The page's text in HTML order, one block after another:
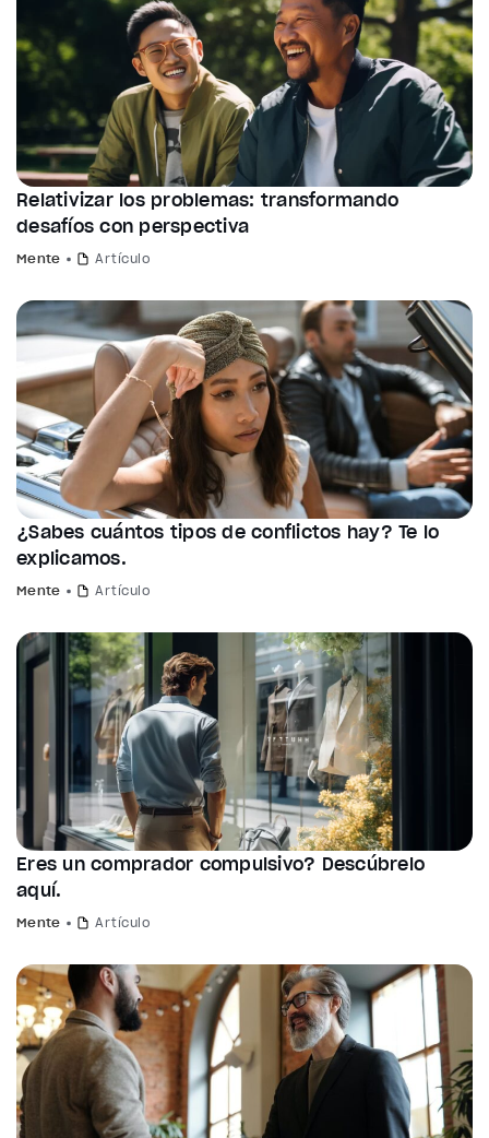
Relativizar los problemas: transformando
desafíos con perspectiva
Mente Artículo
¿Sabes cuántos tipos de conflictos hay? Te lo
explicamos.
Mente Artículo
Eres un comprador compulsivo? Descúbrelo
aquí.
Mente Artículo